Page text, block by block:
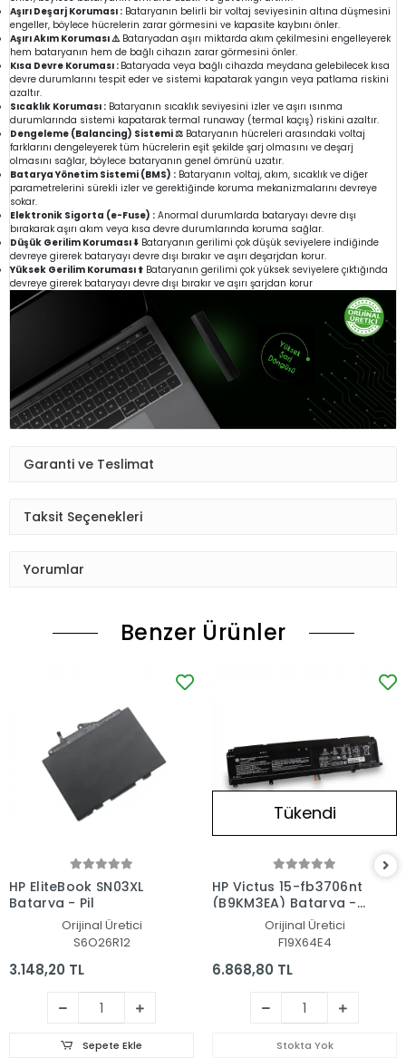
Aşırı Deşarj Koruması : Bataryanın belirli bir voltaj seviyesinin altına düşmesini
engeller, böylece hücrelerin zarar görmesini ve kapasite kaybını önler.
Aşırı Akım Koruması ⚠️Bataryadan aşırı miktarda akım çekilmesini engelleyerek
hem bataryanın hem de bağlı cihazın zarar görmesini önler.
Kısa Devre Koruması : Bataryada veya bağlı cihazda meydana gelebilecek kısa
devre durumlarını tespit eder ve sistemi kapatarak yangın veya patlama riskini
azaltır.
Sıcaklık Koruması : Bataryanın sıcaklık seviyesini izler ve aşırı ısınma
durumlarında sistemi kapatarak termal runaway (termal kaçış) riskini azaltır.
Dengeleme (Balancing) Sistemi ⚖️ Bataryanın hücreleri arasındaki voltaj
farklarını dengeleyerek tüm hücrelerin eşit şekilde şarj olmasını ve deşarj
olmasını sağlar, böylece bataryanın genel ömrünü uzatır.
Batarya Yönetim Sistemi (BMS) : Bataryanın voltaj, akım, sıcaklık ve diğer
parametrelerini sürekli izler ve gerektiğinde koruma mekanizmalarını devreye
sokar.
Elektronik Sigorta (e-Fuse) : Anormal durumlarda bataryayı devre dışı
bırakarak aşırı akım veya kısa devre durumlarında koruma sağlar.
Düşük Gerilim Koruması ⬇️ Bataryanın gerilimi çok düşük seviyelere indiğinde
devreye girerek bataryayı devre dışı bırakır ve aşırı deşarjdan korur.
Yüksek Gerilim Koruması ⬆️ Bataryanın gerilimi çok yüksek seviyelere çıktığında
devreye girerek bataryayı devre dışı bırakır ve aşırı şarjdan korur
Garanti ve Teslimat
Taksit Seçenekleri
Yorumlar
Benzer Ürünler
HP EliteBook SN03XL
Batarya - Pil
Orijinal Üretici
S6O26R12
3.148,20 TL
Sepete Ekle
Tükendi
HP Victus 15-fb3706nt
(B9KM3EA) Batarya -
Orijinal Üretici
F19X64E4
6.868,80 TL
Stokta Yok